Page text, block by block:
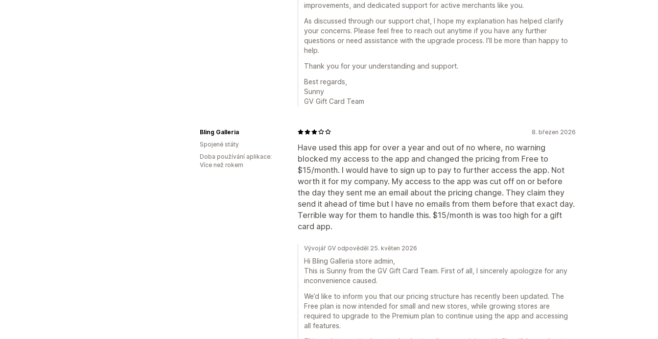
improvements, and dedicated support for active merchants like you.
As discussed through our support chat, I hope my explanation has helped clarify
your concerns. Please feel free to reach out anytime if you have any further
questions or need assistance with the upgrade process. I’ll be more than happy to
help.
Thank you for your understanding and support.
Best regards,
Sunny
GV Gift Card Team
8. březen 2026
Have used this app for over a year and out of no where, no warning
blocked my access to the app and changed the pricing from Free to
$15/month. I would have to sign up to pay to further access the app. Not
worth it for my company. My access to the app was cut off on or before
the day they sent me an email about the pricing change. They claim they
send it ahead of time but I have no emails from them before that exact day.
Terrible way for them to handle this. $15/month is was too high for a gift
card app.
Bling Galleria
Spojené státy
Doba používání aplikace:
Více než rokem
Vývojář GV odpověděl 25. květen 2026
Hi Bling Galleria store admin,
This is Sunny from the GV Gift Card Team. First of all, I sincerely apologize for any
inconvenience caused.
We’d like to inform you that our pricing structure has recently been updated. The
Free plan is now intended for small and new stores, while growing stores are
required to upgrade to the Premium plan to continue using the app and accessing
all features.